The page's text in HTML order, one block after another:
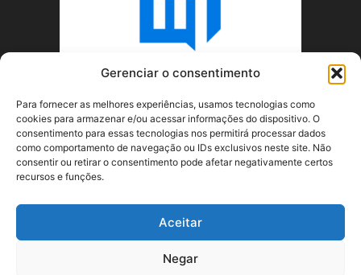
Gerenciar o consentimento
Para fornecer as melhores experiências, usamos tecnologias como
cookies para armazenar e/ou acessar informações do dispositivo. O
consentimento para essas tecnologias nos permitirá processar dados
como comportamento de navegação ou IDs exclusivos neste site. Não
consentir ou retirar o consentimento pode afetar negativamente certos
recursos e funções.
Aceitar
Negar
SIGA-NOS